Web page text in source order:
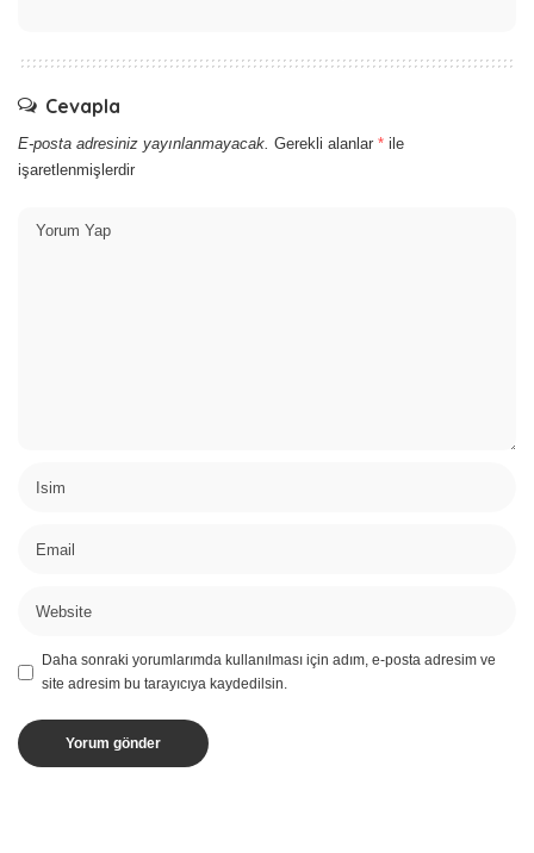
Cevapla
E-posta adresiniz yayınlanmayacak. Gerekli alanlar * ile
işaretlenmişlerdir
Daha sonraki yorumlarımda kullanılması için adım, e-posta adresim ve
site adresim bu tarayıcıya kaydedilsin.